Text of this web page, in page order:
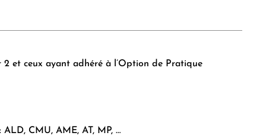
2 et ceux ayant adhéré à l’Option de Pratique
CMU, AME, AT, MP, …